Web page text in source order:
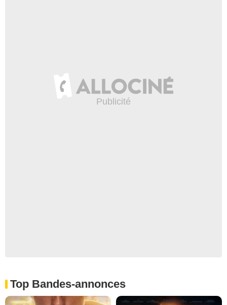
Top Bandes-annonces